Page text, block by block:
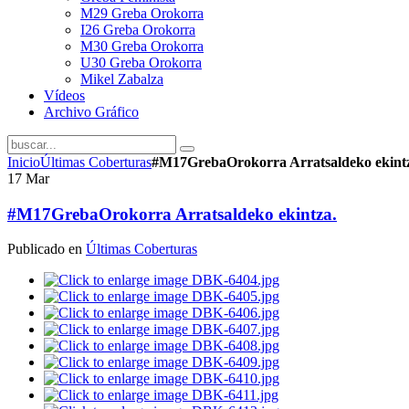
M29 Greba Orokorra
I26 Greba Orokorra
M30 Greba Orokorra
U30 Greba Orokorra
Mikel Zabalza
Vídeos
Archivo Gráfico
InicioÚltimas Coberturas#M17GrebaOrokorra Arratsaldeko
17 Mar
#M17GrebaOrokorra Arratsaldeko ekintza.
Publicado en Últimas Coberturas